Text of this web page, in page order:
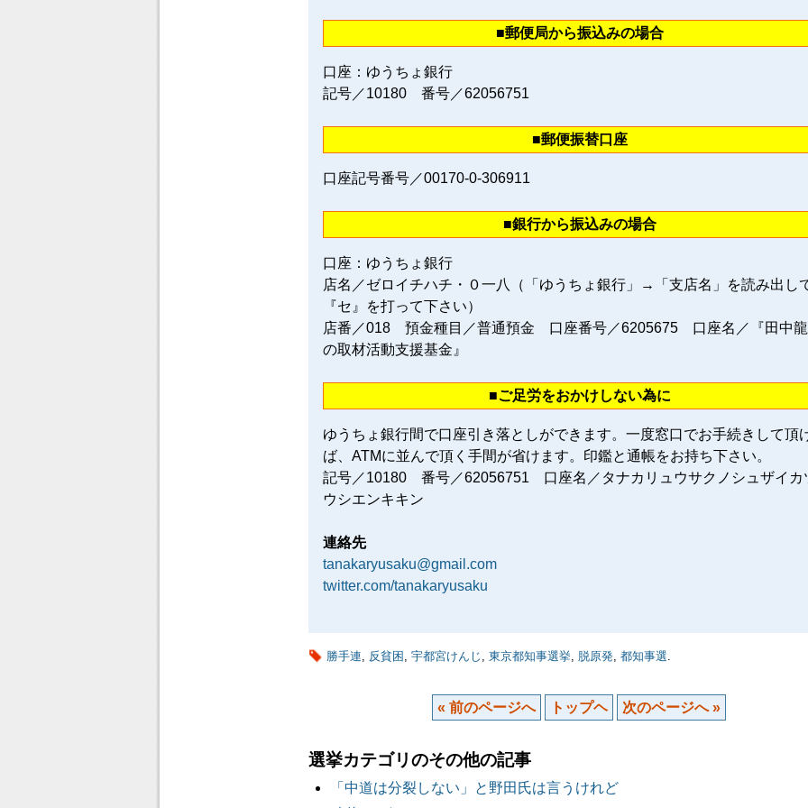
■郵便局から振込みの場合
口座：ゆうちょ銀行
記号／10180 番号／62056751
■郵便振替口座
口座記号番号／00170‐0‐306911
■銀行から振込みの場合
口座：ゆうちょ銀行
店名／ゼロイチハチ・０一八（「ゆうちょ銀行」→「支店名」を読み出し
『セ』を打って下さい）
店番／018 預金種目／普通預金 口座番号／6205675 口座名／『田中
の取材活動支援基金』
■ご足労をおかけしない為に
ゆうちょ銀行間で口座引き落としができます。一度窓口でお手続きして頂
ば、ATMに並んで頂く手間が省けます。印鑑と通帳をお持ち下さい。
記号／10180 番号／62056751 口座名／タナカリュウサクノシュザイカ
ウシエンキキン
連絡先
tanakaryusaku@gmail.com
twitter.com/tanakaryusaku
勝手連, 反貧困 , 宇都宮けんじ , 東京都知事選挙, 脱原発, 都知事選.
« 前のページへ トップヘ 次のページへ »
選挙カテゴリのその他の記事
「中道は分裂しない」と野田氏は言うけれど